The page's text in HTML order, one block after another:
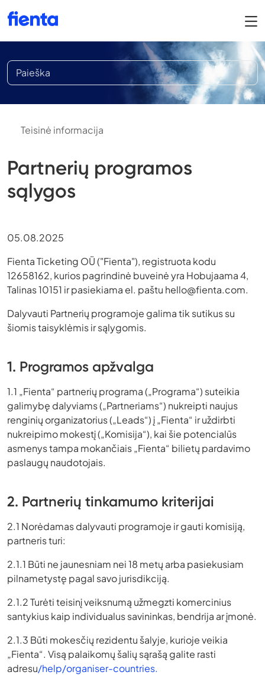
Teisinė informacija
Partnerių programos
sąlygos
05.08.2025
Fienta Ticketing OÜ ("Fienta"), registruota kodu
12658162, kurios pagrindinė buveinė yra Hobujaama 4,
Talinas 10151 ir pasiekiama el. paštu hello@fienta.com.
Dalyvauti Partnerių programoje galima tik sutikus su
šiomis taisyklėmis ir sąlygomis.
1. Programos apžvalga
1.1 „Fienta“ partnerių programa („Programa“) suteikia
galimybę dalyviams („Partneriams“) nukreipti naujus
renginių organizatorius („Leads“) į „Fienta“ ir uždirbti
nukreipimo mokestį („Komisija“), kai šie potencialūs
asmenys tampa mokančiais „Fienta“ bilietų pardavimo
paslaugų naudotojais.
2. Partnerių tinkamumo kriterijai
2.1 Norėdamas dalyvauti programoje ir gauti komisiją,
partneris turi:
2.1.1 Būti ne jaunesniam nei 18 metų arba pasiekusiam
pilnametystę pagal savo jurisdikciją.
2.1.2 Turėti teisinį veiksnumą užmegzti komercinius
santykius kaip individualus savininkas, bendrija ar įmonė.
2.1.3 Būti mokesčių rezidentu šalyje, kurioje veikia
„Fienta“. Visą palaikomų šalių sąrašą galite rasti
adresu/help/organiser-countries.